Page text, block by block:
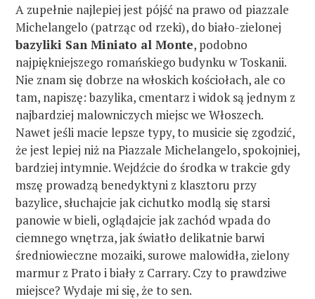
A zupełnie najlepiej jest pójść na prawo od piazzale
Michelangelo (patrząc od rzeki), do biało-zielonej
bazyliki San Miniato al Monte, podobno
najpiękniejszego romańskiego budynku w Toskanii.
Nie znam się dobrze na włoskich kościołach, ale co
tam, napiszę: bazylika, cmentarz i widok są jednym z
najbardziej malowniczych miejsc we Włoszech.
Nawet jeśli macie lepsze typy, to musicie się zgodzić,
że jest lepiej niż na Piazzale Michelangelo, spokojniej,
bardziej intymnie. Wejdźcie do środka w trakcie gdy
mszę prowadzą benedyktyni z klasztoru przy
bazylice, słuchajcie jak cichutko modlą się starsi
panowie w bieli, oglądajcie jak zachód wpada do
ciemnego wnętrza, jak światło delikatnie barwi
średniowieczne mozaiki, surowe malowidła, zielony
marmur z Prato i biały z Carrary. Czy to prawdziwe
miejsce? Wydaje mi się, że to sen.